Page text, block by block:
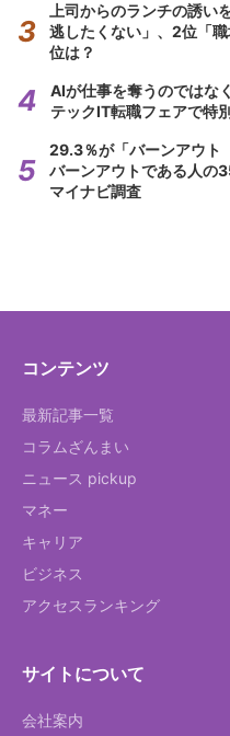
上司からのランチの誘
逃したくない」、2位「
位は？
AIが仕事を奪うのでは
テックIT転職フェアで特
29.3％が「バーンアウ
バーンアウトである人の
マイナビ調査
コンテンツ
最新記事一覧
コラムざんまい
ニュース pickup
マネー
キャリア
ビジネス
アクセスランキング
サイトについて
会社案内